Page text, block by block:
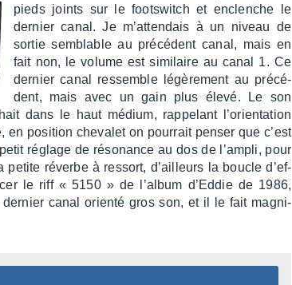
pieds joints sur le foots­witch et enclenche le
dernier canal. Je m’at­ten­dais à un niveau de
sortie semblable au précé­dent canal, mais en
fait non, le volume est simi­laire au canal 1. Ce
dernier canal ressemble légè­re­ment au précé­
dent, mais avec un gain plus élevé. Le son
dans le haut médium, rappe­lant l’orien­ta­tion
en posi­tion cheva­let on pour­rait penser que c’est
réglage de réso­nance au dos de l’am­pli, pour
réverbe à ressort, d’ailleurs la boucle d’ef­
le riff « 5150 » de l’al­bum d’Ed­die de 1986,
canal orienté gros son, et il le fait magni­